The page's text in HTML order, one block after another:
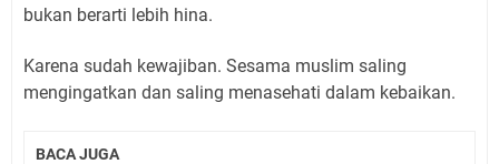
bukan berarti lebih hina.
Karena sudah kewajiban. Sesama muslim saling
mengingatkan dan saling menasehati dalam kebaikan.
BACA JUGA